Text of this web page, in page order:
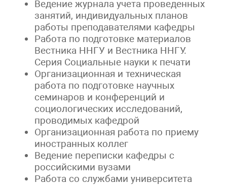
Ведение журнала учета проведенных
занятий, индивидуальных планов
работы преподавателями кафедры
Работа по подготовке материалов
Вестника ННГУ и Вестника ННГУ.
Серия Социальные науки к печати
Организационная и техническая
работа по подготовке научных
семинаров и конференций и
социологических исследований,
проводимых кафедрой
Организационная работа по приему
иностранных коллег
Ведение переписки кафедры с
российскими вузами
Работа со службами университета